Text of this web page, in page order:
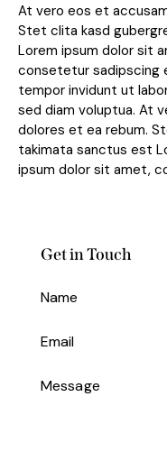
At vero eos et
Stet clita kasd
Lorem ipsum dolor sit
consetetur sadipscing
tempor invidunt ut
sed diam voluptua. At
dolores et ea rebum.
takimata sanctus est
ipsum dolor sit amet,
Get in Touch